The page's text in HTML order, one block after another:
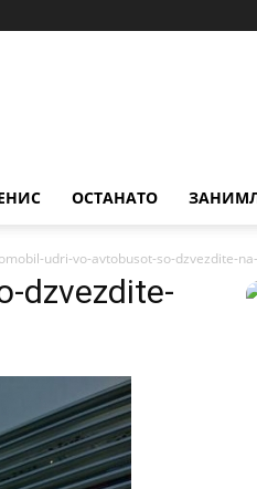
ОСТАНАТО
udri-vo-avtobusot-so-dzvezdite-
dzvezdite-